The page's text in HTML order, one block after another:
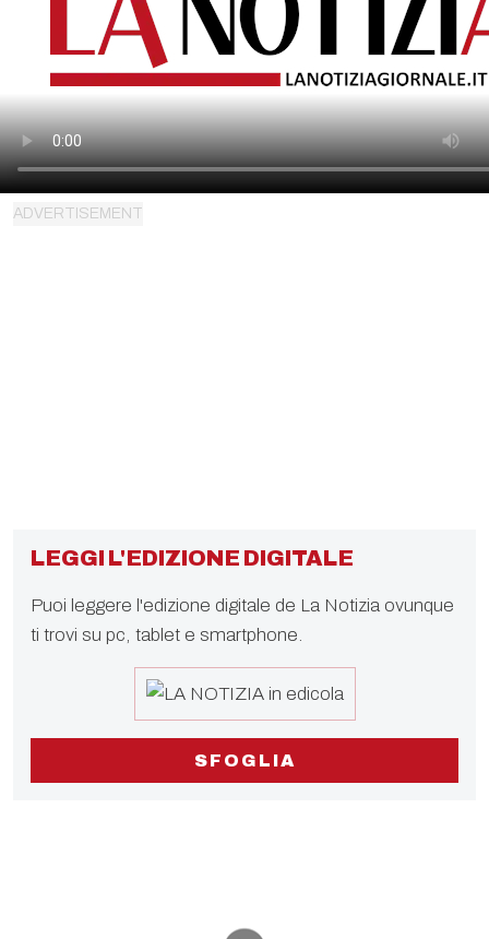
LEGGI L'EDIZIONE DIGITALE
Puoi leggere l'edizione digitale de La Notizia ovunque
ti trovi su pc, tablet e smartphone.
SFOGLIA